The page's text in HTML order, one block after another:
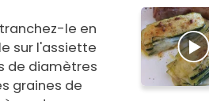
le en
sur l'assiette
de diamètres
graines de